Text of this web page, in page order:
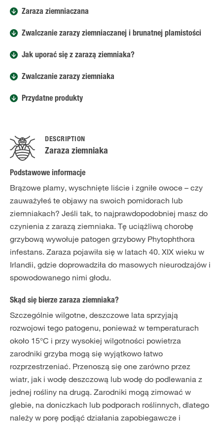
Zaraza ziemniaczana
Zwalczanie zarazy ziemniaczanej i brunatnej plamistości
Jak uporać się z zarazą ziemniaka?
Zwalczanie zarazy ziemniaka
Przydatne produkty
DESCRIPTION
Zaraza ziemniaka
Podstawowe informacje
Brązowe plamy, wyschnięte liście i zgniłe owoce – czy
zauważyłeś te objawy na swoich pomidorach lub
ziemniakach? Jeśli tak, to najprawdopodobniej masz do
czynienia z zarazą ziemniaka. Tę uciążliwą chorobę
grzybową wywołuje patogen grzybowy Phytophthora
infestans. Zaraza pojawiła się w latach 40. XIX wieku w
Irlandii, gdzie doprowadziła do masowych nieurodzajów i
spowodowanego nimi głodu.
Skąd się bierze zaraza ziemniaka?
Szczególnie wilgotne, deszczowe lata sprzyjają
rozwojowi tego patogenu, ponieważ w temperaturach
około 15°C i przy wysokiej wilgotności powietrza
zarodniki grzyba mogą się wyjątkowo łatwo
rozprzestrzeniać. Przenoszą się one zarówno przez
wiatr, jak i wodę deszczową lub wodę do podlewania z
jednej rośliny na drugą. Zarodniki mogą zimować w
glebie, na doniczkach lub podporach roślinnych, dlatego
należy w porę podjąć działania zapobiegawcze i